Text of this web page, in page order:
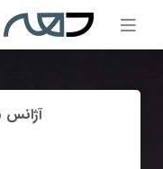
آژانس